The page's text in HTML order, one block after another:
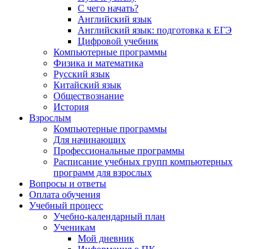
С чего начать?
Английский язык
Английский язык: подготовка к ЕГЭ
Цифровой учебник
Компьютерные программы
Физика и математика
Русский язык
Китайский язык
Обществознание
История
Взрослым
Компьютерные программы
Для начинающих
Профессиональные программы
Расписание учебных групп компьютерных
программ для взрослых
Вопросы и ответы
Оплата обучения
Учебный процесс
Учебно-календарный план
Ученикам
Мой дневник